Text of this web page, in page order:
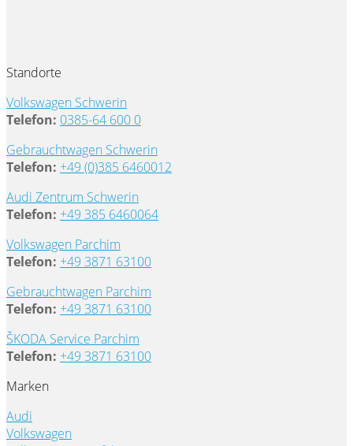
Standorte
Volkswagen Schwerin
Telefon: 0385-64 600 0
Gebrauchtwagen Schwerin
Telefon: +49 (0)385 6460012
Audi Zentrum Schwerin
Telefon: +49 385 6460064
Volkswagen Parchim
Telefon: +49 3871 63100
Gebrauchtwagen Parchim
Telefon: +49 3871 63100
ŠKODA Service Parchim
Telefon: +49 3871 63100
Marken
Audi
Volkswagen